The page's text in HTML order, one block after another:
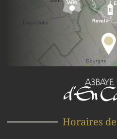
Horaires